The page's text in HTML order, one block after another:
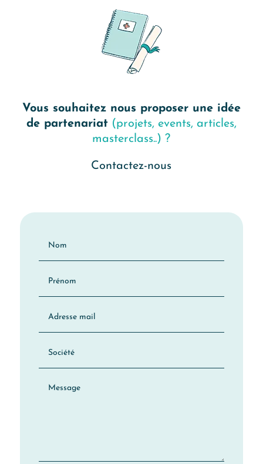
Vous souhaitez nous proposer une idée
de partenariat(projets, events, articles,
masterclass..) ?
Contactez-nous